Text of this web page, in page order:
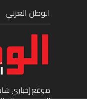
الوطن العربي
موقع إخباري
الجديد في عالم